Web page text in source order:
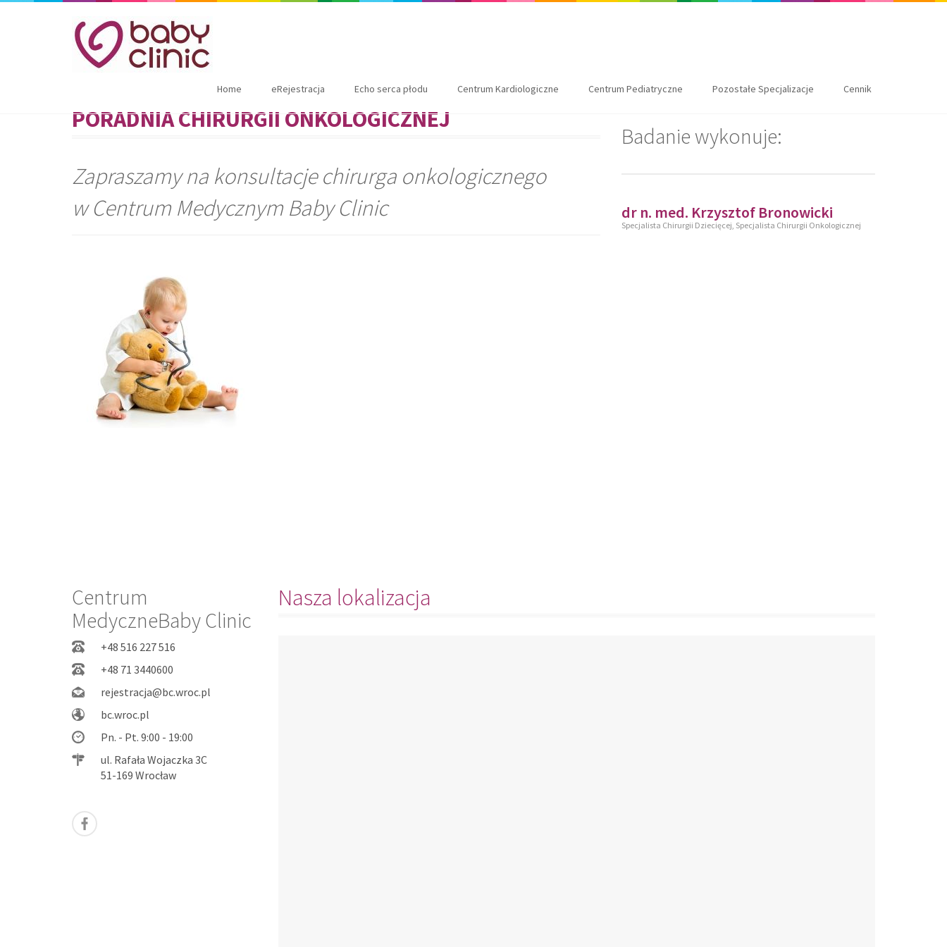
Home eRejestracja Echo serca płodu Centrum Kardiologiczne Centrum Pediatryczne Pozostałe Specjalizacje Cennik
PORADNIACHIRURGII ONKOLOGICZNEJ
Zapraszamy na konsultacje chirurga onkologicznego
w Centrum Medycznym Baby Clinic
Badanie wykonuje:
dr n. med. Krzysztof Bronowicki
Specjalista Chirurgii Dziecięcej, Specjalista Chirurgii Onkologicznej
Centrum
MedyczneBaby Clinic
+48 516 227 516
+48 71 3440600
rejestracja@bc.wroc.pl
bc.wroc.pl
Pn. - Pt. 9:00 - 19:00
ul. Rafała Wojaczka 3C
51-169 Wrocław
Nasza lokalizacja